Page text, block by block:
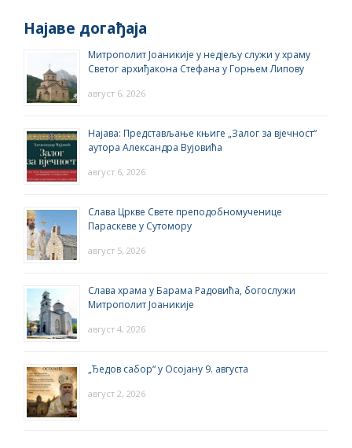
Најаве догађаја
Митрополит Јоаникије у недјељу служи у храму
Светог архиђакона Стефана у Горњем Липову
август 6, 2026
Најава: Представљање књиге „Залог за вјечност“
аутора Александра Вујовића
август 6, 2026
Слава Цркве Свете преподобномученице
Параскеве у Сутомору
август 5, 2026
Слава храма у Барама Радовића, богослужи
Митрополит Јоаникије
август 4, 2026
„Ђедов сабор“ у Осојану 9. августа
август 2, 2026